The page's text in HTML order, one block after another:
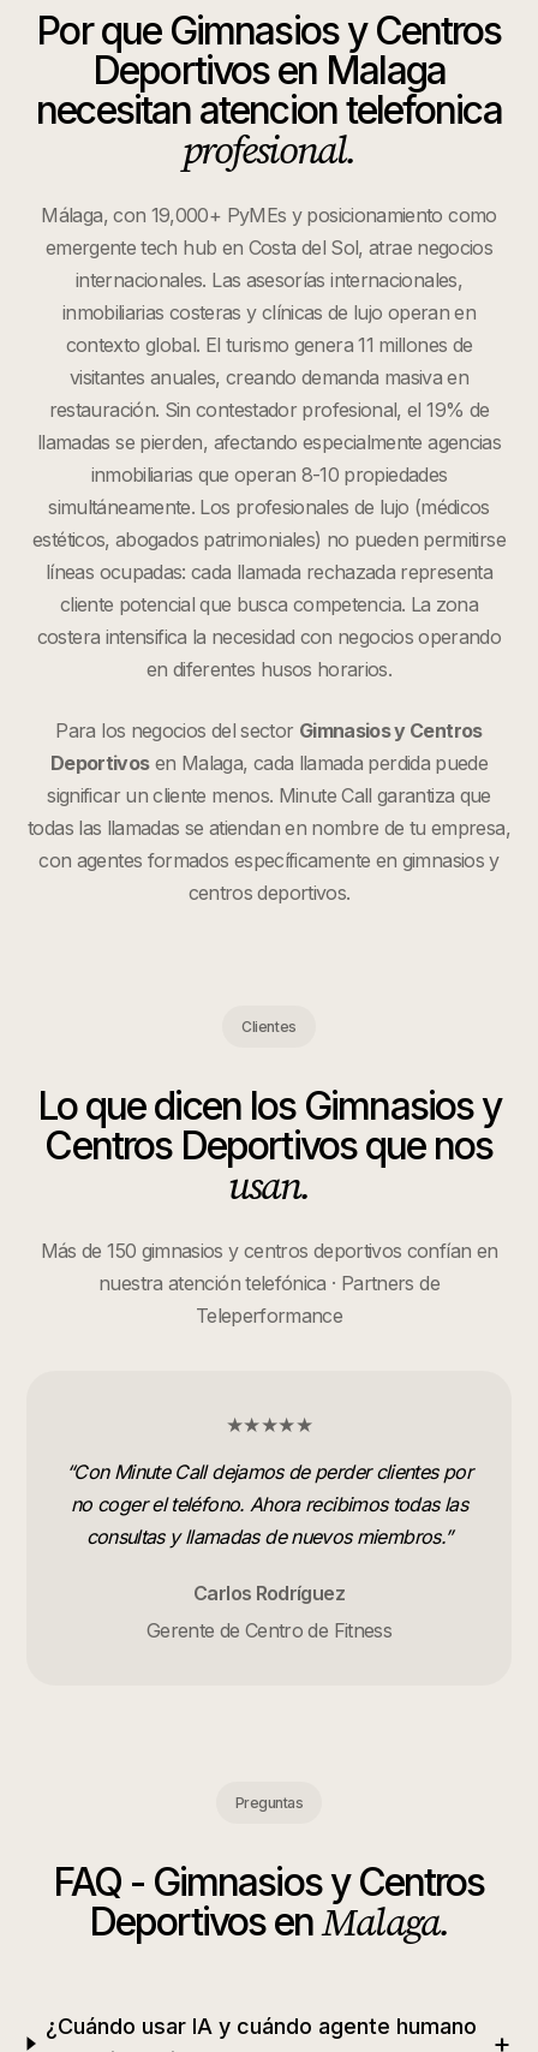
Por que Gimnasios y Centros
Deportivosen Malaga
necesitan atencion telefonica
profesional.
Málaga, con 19,000+ PyMEs y posicionamiento como
emergente tech hub en Costa del Sol, atrae negocios
internacionales. Las asesorías internacionales,
inmobiliarias costeras y clínicas de lujo operan en
contexto global. El turismo genera 11 millones de
visitantes anuales, creando demanda masiva en
restauración. Sin contestador profesional, el 19% de
llamadas se pierden, afectando especialmente agencias
inmobiliarias que operan 8-10 propiedades
simultáneamente. Los profesionales de lujo (médicos
estéticos, abogados patrimoniales) no pueden permitirse
líneas ocupadas: cada llamada rechazada representa
cliente potencial que busca competencia. La zona
costera intensifica la necesidad con negocios operando
en diferentes husos horarios.
Para los negocios del sector Gimnasios y Centros
Deportivosen Malaga, cada llamada perdida puede
significar un cliente menos. Minute Call garantiza que
todas las llamadas se atiendan en nombre de tu empresa,
con agentes formados específicamente en gimnasios y
centros deportivos.
Clientes
Lo que dicen los Gimnasios y
Centros Deportivosque nos
usan.
Más de 150 gimnasios y centros deportivos confían en
nuestra atención telefónica · Partners de
Teleperformance
★★★★★
“Con Minute Call dejamos de perder clientes por
no coger el teléfono. Ahora recibimos todas las
consultas y llamadas de nuevos miembros.”
Carlos Rodríguez
Gerente de Centro de Fitness
Preguntas
FAQ - Gimnasios y Centros
DeportivosenMalaga.
¿Cuándo usar IA y cuándo agente humano
+